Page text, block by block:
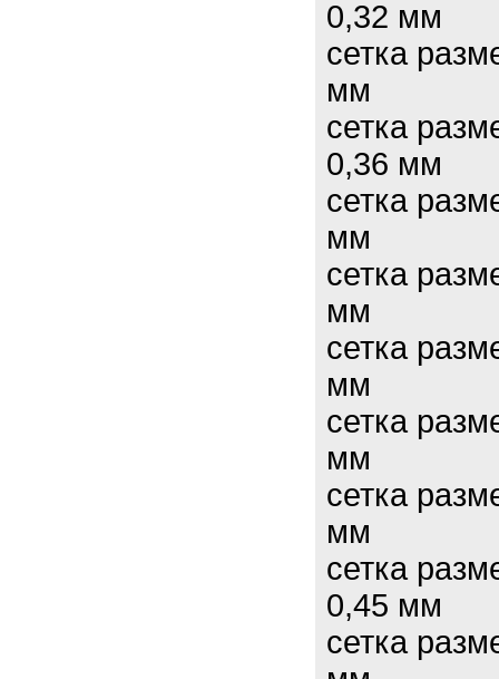
0,32 мм
сетка
мм
сетка
0,36 мм
сетка
мм
сетка
мм
сетка
мм
сетка
мм
сетка
мм
сетка
0,45 мм
сетка